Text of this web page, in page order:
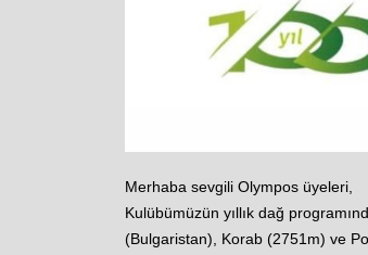
Merhaba sevgili Olympos üyeleri,
Kulübümüzün yıllık dağ
(Bulgaristan), Korab (2751m) ve